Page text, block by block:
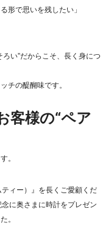
形で思いを残したい」
い”だからこそ、長く身につ
チの醍醐味です。
客様の“ペア
。
ィー）』を長くご愛顧くだ
に奥さまに時計をプレゼン
。